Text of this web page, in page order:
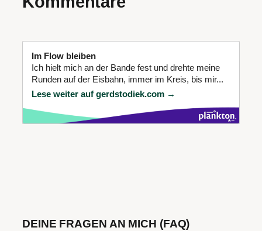
Im Flow bleiben
Ich hielt mich an der Bande fest und drehte meine
Runden auf der Eisbahn, immer im Kreis, bis mir...
Lese weiter auf gerdstodiek.com →
DEINE FRAGEN AN MICH (FAQ)